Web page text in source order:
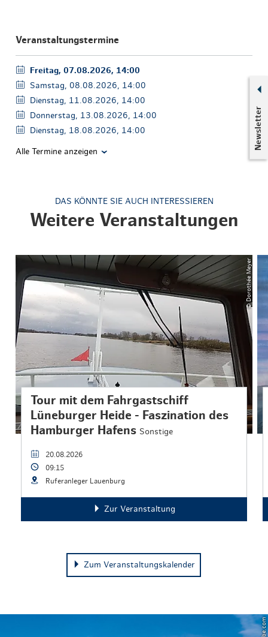
Newsletter
Veranstaltungstermine
Freitag, 07.08.2026, 14:00
Samstag, 08.08.2026, 14:00
Dienstag, 11.08.2026, 14:00
Donnerstag, 13.08.2026, 14:00
Dienstag, 18.08.2026, 14:00
Alle Termine anzeigen
DAS KÖNNTE SIE AUCH INTERESSIEREN
Weitere Veranstaltungen
© Dorothée Meyer
Tour mit dem Fahrgastschiff
Lüneburger Heide - Faszination des
Hamburger Hafens Sonstige
20.08.2026
09:15
Ruferanleger Lauenburg
Zur Veranstaltung
Zum Veranstaltungskalender